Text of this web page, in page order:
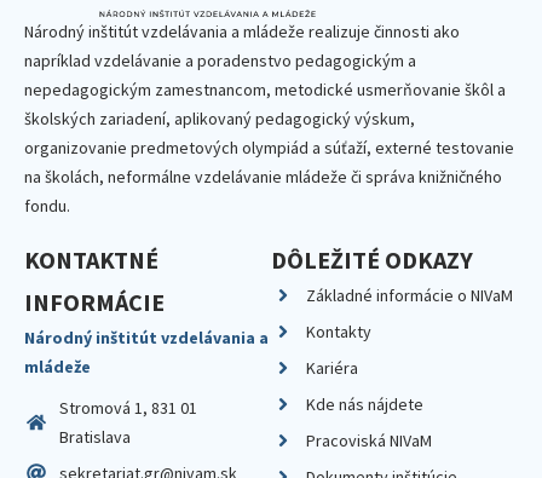
Národný inštitút vzdelávania a mládeže realizuje činnosti ako
napríklad vzdelávanie a poradenstvo pedagogickým a
nepedagogickým zamestnancom, metodické usmerňovanie škôl a
školských zariadení, aplikovaný pedagogický výskum,
organizovanie predmetových olympiád a súťaží, externé testovanie
na školách, neformálne vzdelávanie mládeže či správa knižničného
fondu.
KONTAKTNÉ
INFORMÁCIE
Národný inštitút vzdelávania a
mládeže
Stromová 1, 831 01
Bratislava
sekretariat.gr@nivam.sk
DÔLEŽITÉ ODKAZY
Základné informácie o NIVaM
Kontakty
Kariéra
Kde nás nájdete
Pracoviská NIVaM